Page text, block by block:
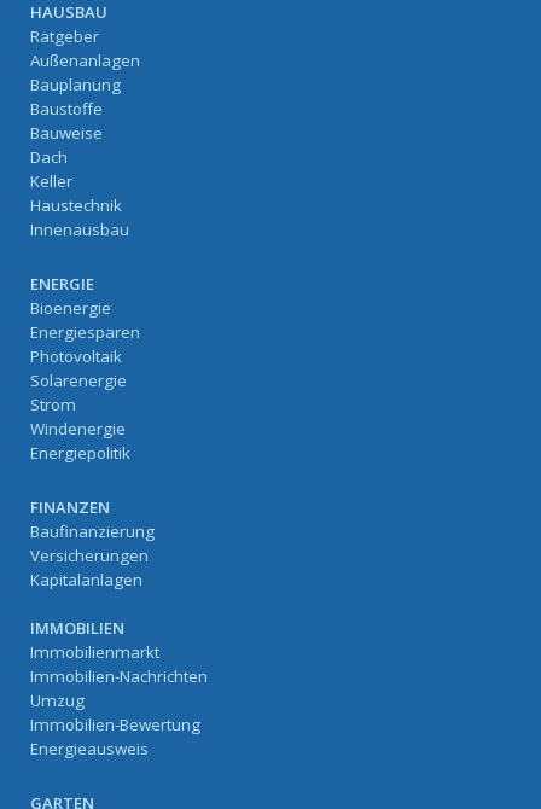
HAUSBAU
Ratgeber
Außenanlagen
Bauplanung
Baustoffe
Bauweise
Dach
Keller
Haustechnik
Innenausbau
ENERGIE
Bioenergie
Energiesparen
Photovoltaik
Solarenergie
Strom
Windenergie
Energiepolitik
FINANZEN
Baufinanzierung
Versicherungen
Kapitalanlagen
IMMOBILIEN
Immobilienmarkt
Immobilien-Nachrichten
Umzug
Immobilien-Bewertung
Energieausweis
GARTEN